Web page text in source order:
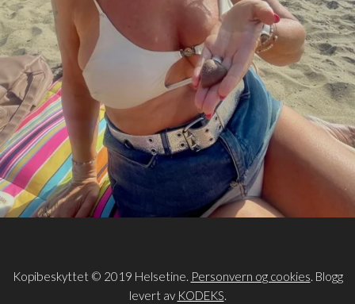
Kopibeskyttet © 2019 Helsetine. Personvern og cookies. Blogg
levert av KODEKS.